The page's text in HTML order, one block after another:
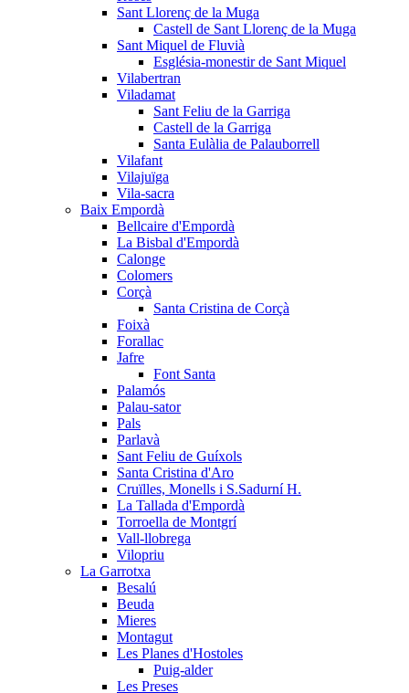
Sant Llorenç de la Muga
Castell de Sant Llorenç de la Muga
Sant Miquel de Fluvià
Església-monestir de Sant Miquel
Vilabertran
Viladamat
Sant Feliu de la Garriga
Castell de la Garriga
Santa Eulàlia de Palauborrell
Vilafant
Vilajuïga
Vila-sacra
Baix Empordà
Bellcaire d'Empordà
La Bisbal d'Empordà
Calonge
Colomers
Corçà
Santa Cristina de Corçà
Foixà
Forallac
Jafre
Font Santa
Palamós
Palau-sator
Pals
Parlavà
Sant Feliu de Guíxols
Santa Cristina d'Aro
Cruïlles, Monells i S.Sadurní H.
La Tallada d'Empordà
Torroella de Montgrí
Vall-llobrega
Vilopriu
La Garrotxa
Besalú
Beuda
Mieres
Montagut
Les Planes d'Hostoles
Puig-alder
Les Preses